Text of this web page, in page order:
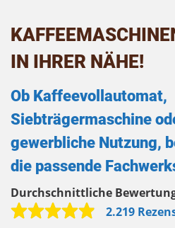
IN IHRER NÄHE!
Ob Kaffeevollautomat,
Siebträgermaschine
gewerbliche Nutzung,
die passende
Durchschnittliche
2.219